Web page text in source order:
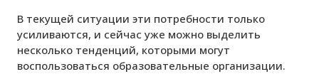
В текущей ситуации эти потребности только
усиливаются, и сейчас уже можно выделить
несколько тенденций, которыми могут
воспользоваться образовательные организации.